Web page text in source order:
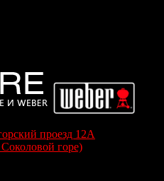
проезд 12А
горе)